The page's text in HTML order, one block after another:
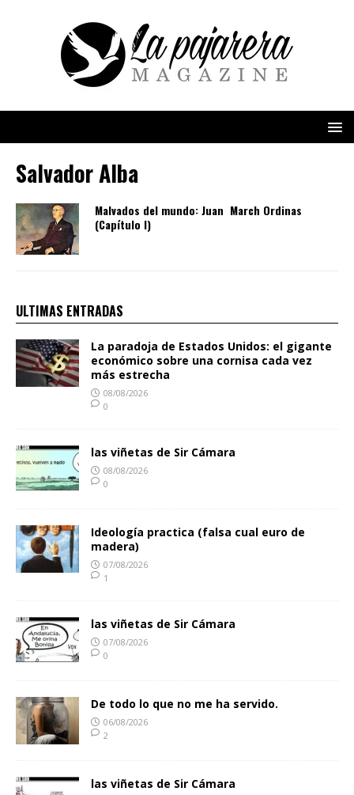
Salvador Alba
Malvados del mundo: Juan March Ordinas
(Capítulo I)
ULTIMAS ENTRADAS
La paradoja de Estados Unidos: el gigante
económico sobre una cornisa cada vez
más estrecha
08/08/2026
0
las viñetas de Sir Cámara
08/08/2026
0
Ideología practica (falsa cual euro de
madera)
07/08/2026
1
las viñetas de Sir Cámara
07/08/2026
0
De todo lo que no me ha servido.
06/08/2026
2
las viñetas de Sir Cámara